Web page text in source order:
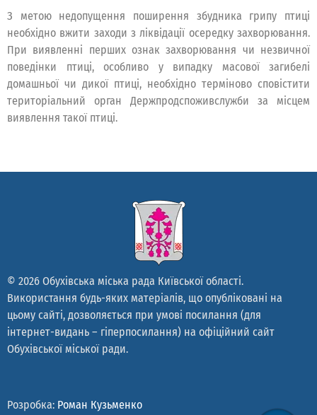
З метою недопущення поширення збудника грипу птиці
необхідно вжити заходи з ліквідації осередку захворювання.
При виявленні перших ознак захворювання чи незвичної
поведінки птиці, особливо у випадку масової загибелі
домашньої чи дикої птиці, необхідно терміново сповістити
територіальний орган Держпродспоживслужби за місцем
виявлення такої птиці.
© 2026 Обухівська міська рада Київської області.
Використання будь-яких матеріалів, що опубліковані на
цьому сайті, дозволяється при умові посилання (для
інтернет-видань – гіперпосилання) на офіційний сайт
Обухівської міської ради.
Розробка: Роман Кузьменко